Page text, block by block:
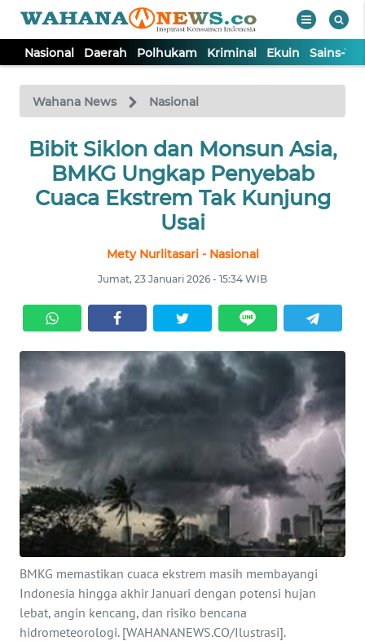
Nasional Daerah Polhukam Kriminal Ekuin Sains-
Wahana News Nasional
Bibit Siklon dan Monsun Asia,
BMKG Ungkap Penyebab
Cuaca Ekstrem Tak Kunjung
Usai
Mety Nurlitasari - Nasional
Jumat, 23 Januari 2026 - 15:34 WIB
BMKG memastikan cuaca ekstrem masih membayangi
Indonesia hingga akhir Januari dengan potensi hujan
lebat, angin kencang, dan risiko bencana
hidrometeorologi. [WAHANANEWS.CO/Ilustrasi].
TV
Tutup
NASIONAL
DAERAH
EKUIN
SAINS-TEKNO
KESEHATAN
INTERNASIONAL
SERBA-SERBI
PENDIDIKAN
OLAHRAGA